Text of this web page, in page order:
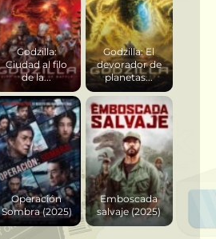
Godzilla:
Ciudad al filo
de la...
Godzilla: El
devorador de
planetas...
Operación
Sombra (2025)
Emboscada
salvaje (2025)